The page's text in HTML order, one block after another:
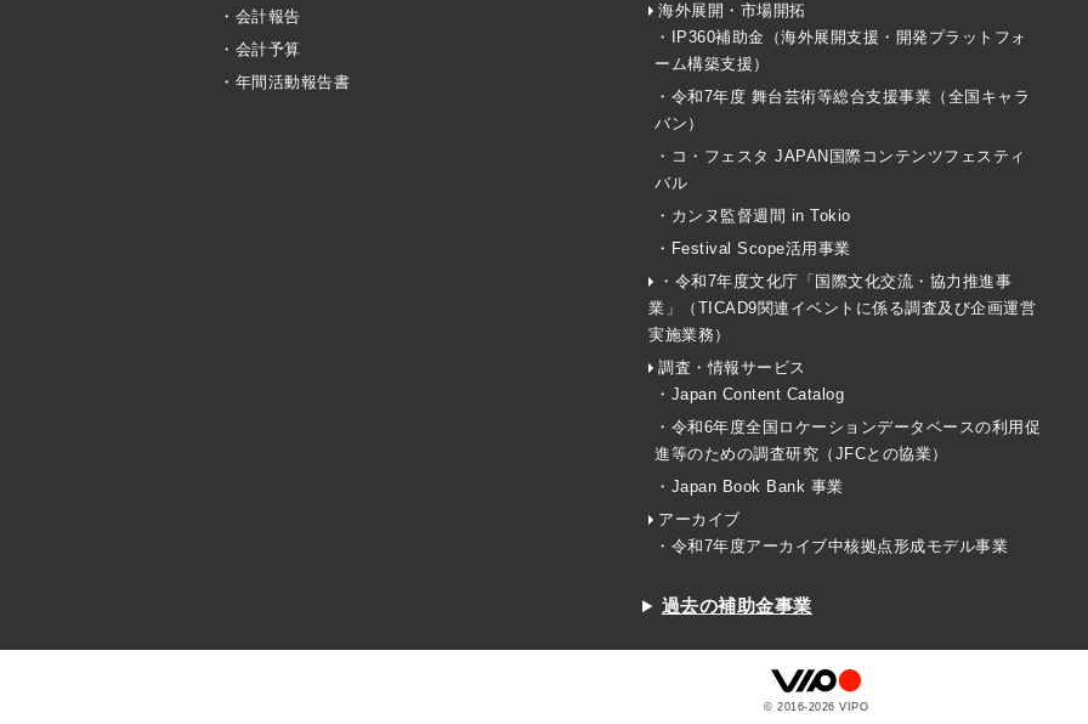
・会計報告
・会計予算
・年間活動報告書
海外展開・市場開拓
・IP360補助金（海外展開支援・開発プラットフォ
ーム構築支援）
・令和7年度 舞台芸術等総合支援事業（全国キャラ
バン）
・コ・フェスタ JAPAN国際コンテンツフェスティ
バル
・カンヌ監督週間 in Tokio
・Festival Scope活用事業
・令和7年度文化庁「国際文化交流・協力推進事
業」（TICAD9関連イベントに係る調査及び企画運営
実施業務）
調査・情報サービス
・Japan Content Catalog
・令和6年度全国ロケーションデータベースの利用促
進等のための調査研究（JFCとの協業）
・Japan Book Bank 事業
アーカイブ
・令和7年度アーカイブ中核拠点形成モデル事業
過去の補助金事業
© 2016-2026 VIPO